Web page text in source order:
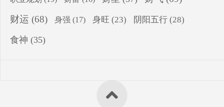
财运 (68) 身强 (17) 身旺 (23) 阴阳五行 (28)
食神 (35)